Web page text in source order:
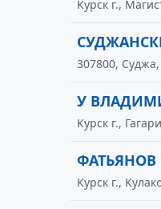
Курск г.,
307800,
У
Курск г.,
ФАТЬЯНОВ
Курск г.,